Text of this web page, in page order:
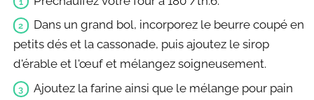
Dans un grand bol, incorporez le beurre coupé en
petits dés et la cassonade, puis ajoutez le sirop
d'érable et l'œuf et mélangez soigneusement.
Ajoutez la farine ainsi que le mélange pour pain